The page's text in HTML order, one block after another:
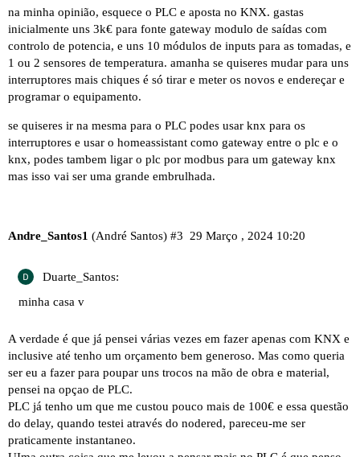
na minha opinião, esquece o PLC e aposta no KNX. gastas
inicialmente uns 3k€ para fonte gateway modulo de saídas com
controlo de potencia, e uns 10 módulos de inputs para as tomadas, e
1 ou 2 sensores de temperatura. amanha se quiseres mudar para uns
interruptores mais chiques é só tirar e meter os novos e endereçar e
programar o equipamento.
se quiseres ir na mesma para o PLC podes usar knx para os
interruptores e usar o homeassistant como gateway entre o plc e o
knx, podes tambem ligar o plc por modbus para um gateway knx
mas isso vai ser uma grande embrulhada.
Andre_Santos1 (André Santos) 29 Março , 2024 10:20
#3
Duarte_Santos:
minha casa v
A verdade é que já pensei várias vezes em fazer apenas com KNX e
inclusive até tenho um orçamento bem generoso. Mas como queria
ser eu a fazer para poupar uns trocos na mão de obra e material,
pensei na opçao de PLC.
PLC já tenho um que me custou pouco mais de 100€ e essa questão
do delay, quando testei através do nodered, pareceu-me ser
praticamente instantaneo.